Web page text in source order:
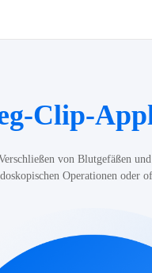
Clip-
von Blutgefäßen
Operationen oder